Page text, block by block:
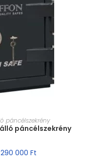
páncélszekrény
páncélszekrény
290 000 Ft